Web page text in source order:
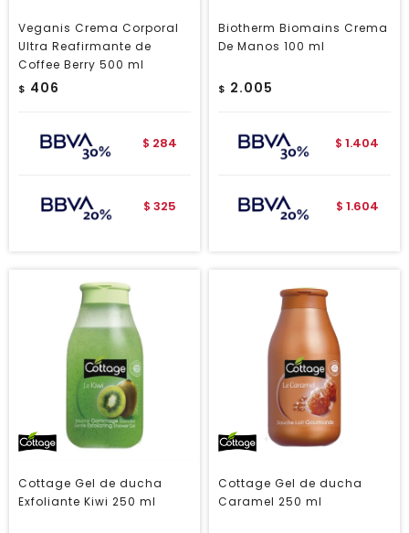
Veganis Crema Corporal
Ultra Reafirmante de
Coffee Berry 500 ml
$ 406
$ 284
$ 325
Biotherm Biomains Crema
De Manos 100 ml
$ 2.005
$ 1.404
$ 1.604
Cottage Gel de ducha
Exfoliante Kiwi 250 ml
Cottage Gel de ducha
Caramel 250 ml